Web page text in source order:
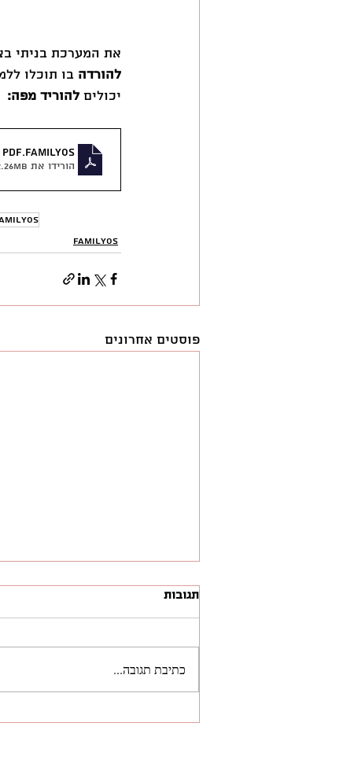
את המערכת בניתי
להורדה בו תוכלו
יכולים להוריד מפה:
FamilyOS
.pdf
הורידו את PDF • 2.26MB
FamilyOS
פוסטים אחרונים
תגובות
כתיבת תגובה...